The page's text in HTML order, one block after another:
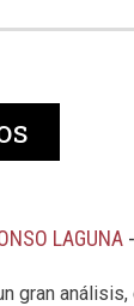
LAGUNA-
gran